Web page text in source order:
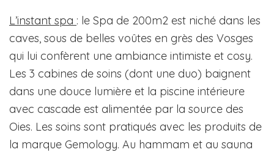
L’instant spa : le Spa de 200m2 est niché dans les
caves, sous de belles voûtes en grès des Vosges
qui lui confèrent une ambiance intimiste et cosy.
Les 3 cabines de soins (dont une duo) baignent
dans une douce lumière et la piscine intérieure
avec cascade est alimentée par la source des
Oies. Les soins sont pratiqués avec les produits de
la marque Gemology. Au hammam et au sauna